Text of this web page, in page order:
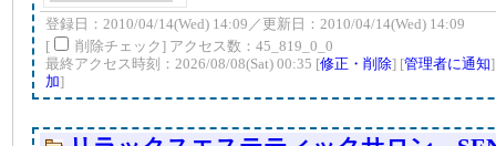
登録日：2010/04/14(Wed) 14:09／更新日：2010/04/14(Wed) 14:09
[
削除チェック] アクセス数：45_819_0_0
最終アクセス時刻：2026/08/08(Sat) 00:35 [修正・削除] [管理者に通知
加]